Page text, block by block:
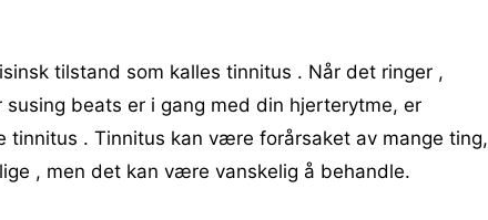
tilstand som kalles tinnitus . Når det ringer ,
susing beats er i gang med din hjerterytme, er
tinnitus . Tinnitus kan være forårsaket av mange ting,
, men det kan være vanskelig å behandle.